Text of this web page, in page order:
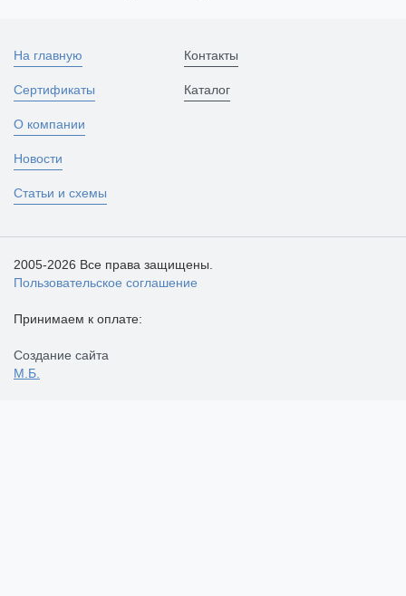
На главную
Сертификаты
О компании
Новости
Статьи и схемы
Контакты
Каталог
2005-2026 Все права защищены.
Пользовательское соглашение
Принимаем к оплате:
Создание сайта
М.Б.